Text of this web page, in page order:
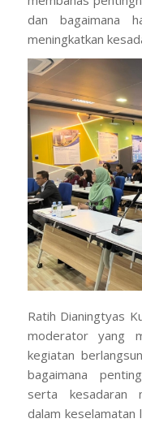
dan bagaimana
meningkatkan
Ratih Dianingtyas
moderator yang
kegiatan
bagaimana
serta kesadaran
dalam keselamatan